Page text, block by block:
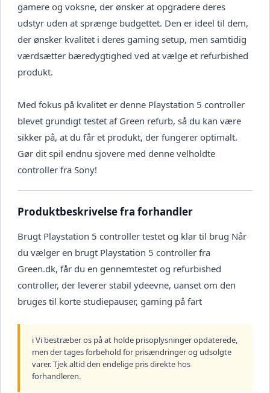
gamere og voksne, der ønsker at opgradere deres
udstyr uden at sprænge budgettet. Den er ideel til dem,
der ønsker kvalitet i deres gaming setup, men samtidig
værdsætter bæredygtighed ved at vælge et refurbished
produkt.
Med fokus på kvalitet er denne Playstation 5 controller
blevet grundigt testet af Green refurb, så du kan være
sikker på, at du får et produkt, der fungerer optimalt.
Gør dit spil endnu sjovere med denne velholdte
controller fra Sony!
Produktbeskrivelse fra forhandler
Brugt Playstation 5 controller testet og klar til brug Når
du vælger en brugt Playstation 5 controller fra
Green.dk, får du en gennemtestet og refurbished
controller, der leverer stabil ydeevne, uanset om den
bruges til korte studiepauser, gaming på fart
ℹ️ Vi bestræber os på at holde prisoplysninger opdaterede,
men der tages forbehold for prisændringer og udsolgte
varer. Tjek altid den endelige pris direkte hos
forhandleren.